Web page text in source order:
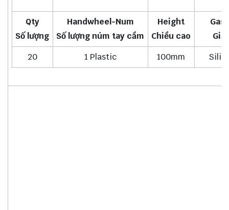
Qty
Số lượng
Handwheel-Num
Số lượng núm tay cầm
Height
Chiều cao
20
1 Plastic 100mm